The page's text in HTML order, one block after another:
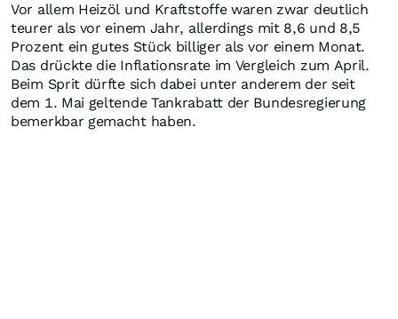
Vor allem Heizöl und Kraftstoffe waren zwar deutlich
teurer als vor einem Jahr, allerdings mit 8,6 und 8,5
Prozent ein gutes Stück billiger als vor einem Monat.
Das drückte die Inflationsrate im Vergleich zum April.
Beim Sprit dürfte sich dabei unter anderem der seit
dem 1. Mai geltende Tankrabatt der Bundesregierung
bemerkbar gemacht haben.